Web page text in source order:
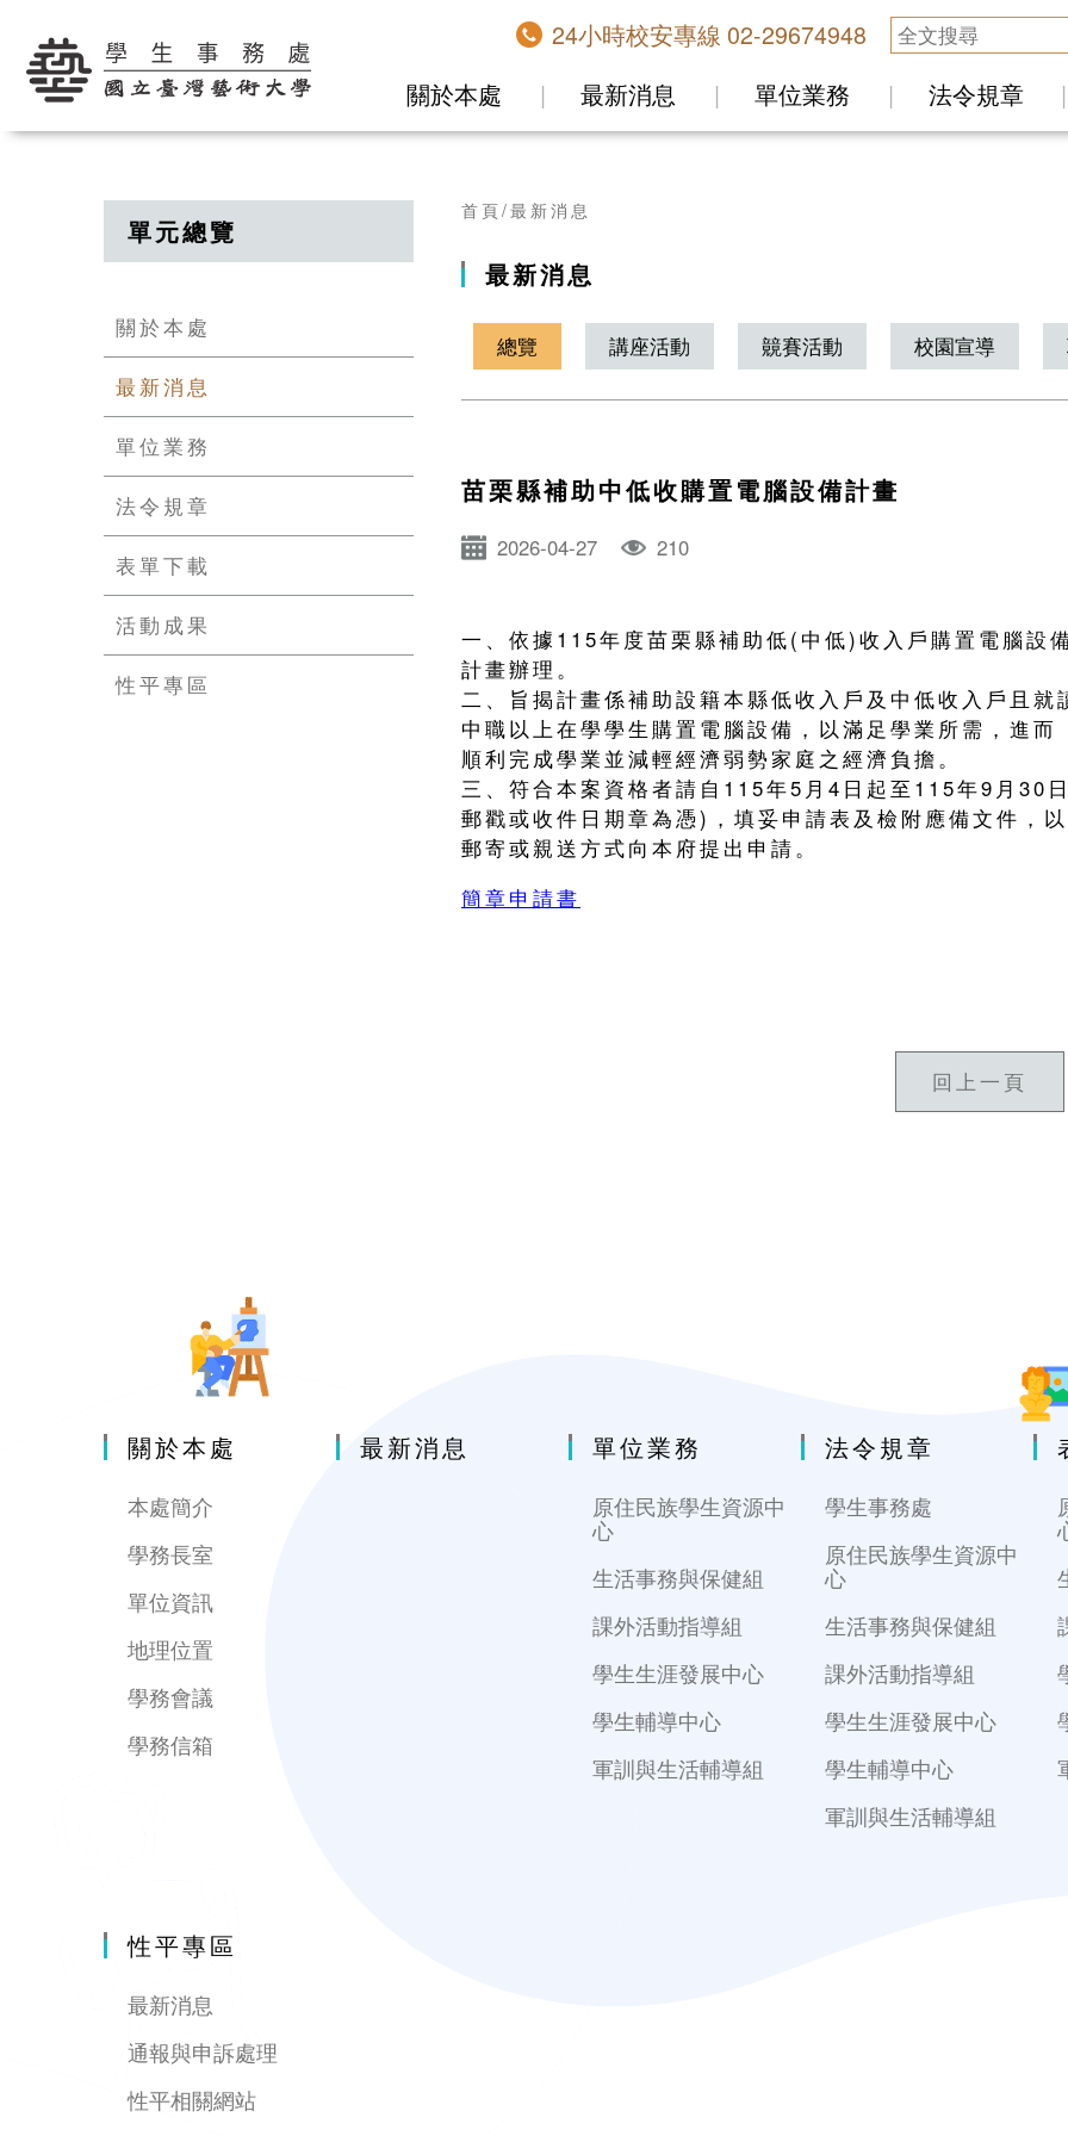
學生事務處
24小時校安專線 02-29674948
關於本處 最新消息 單位業務 法令規章
單元總覽
關於本處
最新消息
單位業務
法令規章
表單下載
活動成果
性平專區
首頁 最新消息
最新消息
總覽 講座活動 竸賽活動 校園宣導
苗栗縣補助中低收購置電腦設備計畫
2026-04-27 210
一、依據115年度苗栗縣補助低(中低)收入戶購置電腦設
計畫辦理。
二、旨揭計畫係補助設籍本縣低收入戶及中低收入戶且就
中職以上在學學生購置電腦設備，以滿足學業所需，進而
順利完成學業並減輕經濟弱勢家庭之經濟負擔。
三、符合本案資格者請自115年5月4日起至115年9月30
郵戳或收件日期章為憑)，填妥申請表及檢附應備文件，以
郵寄或親送方式向本府提出申請。
簡章申請書
回上一頁
關於本處
本處簡介
學務長室
單位資訊
地理位置
學務會議
學務信箱
最新消息 單位業務
原住民族學生資源中
心
生活事務與保健組
課外活動指導組
學生生涯發展中心
學生輔導中心
軍訓與生活輔導組
法令規章
學生事務處
原住民族學生資源中
心
生活事務與保健組
課外活動指導組
學生生涯發展中心
學生輔導中心
軍訓與生活輔導組
性平專區
最新消息
通報與申訴處理
性平相關網站